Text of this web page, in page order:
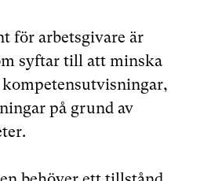
för arbetsgivare är
syftar till att minska
kompetensutvisningar,
på grund av